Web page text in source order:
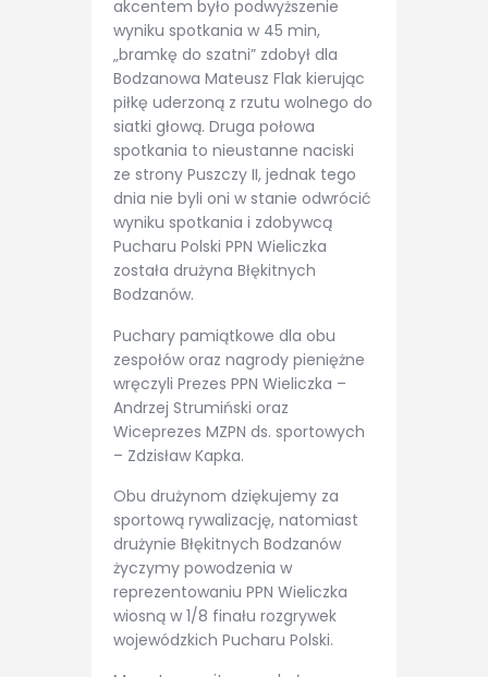
akcentem było podwyższenie
wyniku spotkania w 45 min,
„bramkę do szatni” zdobył dla
Bodzanowa Mateusz Flak kierując
piłkę uderzoną z rzutu wolnego do
siatki głową. Druga połowa
spotkania to nieustanne naciski
ze strony Puszczy II, jednak tego
dnia nie byli oni w stanie odwrócić
wyniku spotkania i zdobywcą
Pucharu Polski PPN Wieliczka
została drużyna Błękitnych
Bodzanów.
Puchary pamiątkowe dla obu
zespołów oraz nagrody pieniężne
wręczyli Prezes PPN Wieliczka –
Andrzej Strumiński oraz
Wiceprezes MZPN ds. sportowych
– Zdzisław Kapka.
Obu drużynom dziękujemy za
sportową rywalizację, natomiast
drużynie Błękitnych Bodzanów
życzymy powodzenia w
reprezentowaniu PPN Wieliczka
wiosną w 1/8 finału rozgrywek
wojewódzkich Pucharu Polski.